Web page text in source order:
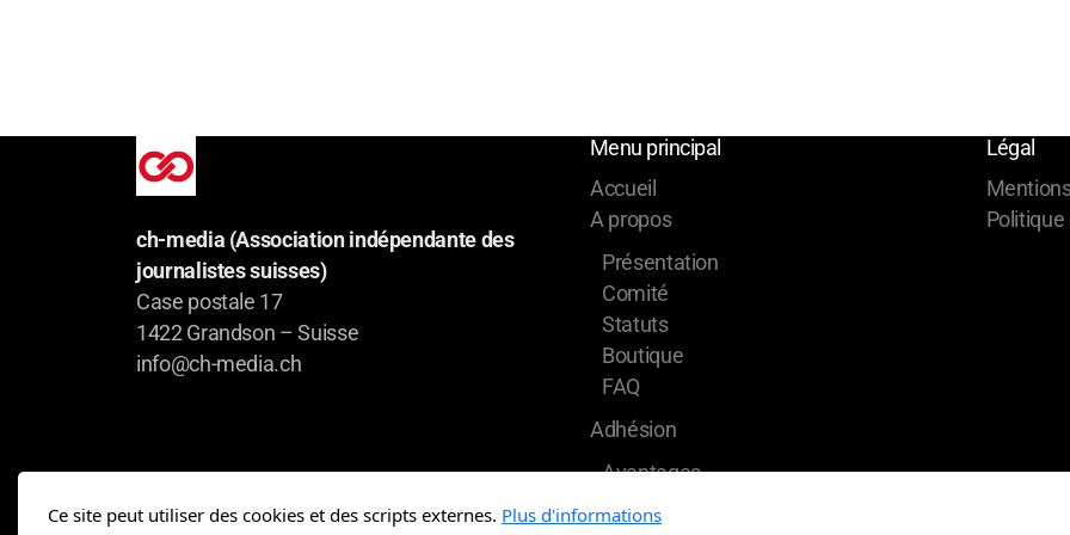
ch-media (Association indépendante des
journalistes suisses)
Case postale 17
1422 Grandson – Suisse
info@ch-media.ch
Menu principal
Accueil
A propos
Présentation
Comité
Statuts
Boutique
FAQ
Adhésion
Avantages
Réglement d'admission
Légal
Ce site peut utiliser des cookies et des scripts externes. Plus d'informations